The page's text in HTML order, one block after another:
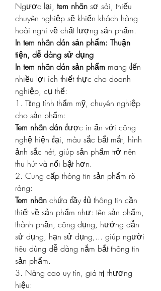
Ngược lại, tem nhãn sơ sài, thiếu
chuyên nghiệp sẽ khiến khách hàng
hoài nghi về chất lượng sản phẩm.
In tem nhãn dán sản phẩm: Thuận
tiện, dễ dàng sử dụng
In tem nhãn dán sản phẩm mang đến
nhiều lợi ích thiết thực cho doanh
nghiệp, cụ thể:
1. Tăng tính thẩm mỹ, chuyên nghiệp
cho sản phẩm:
Tem nhãn dán được in ấn với công
nghệ hiện đại, màu sắc bắt mắt, hình
ảnh sắc nét, giúp sản phẩm trở nên
thu hút và nổi bật hơn.
2. Cung cấp thông tin sản phẩm rõ
ràng:
Tem nhãn chứa đầy đủ thông tin cần
thiết về sản phẩm như: tên sản phẩm,
thành phần, công dụng, hướng dẫn
sử dụng, hạn sử dụng,... giúp người
tiêu dùng dễ dàng nắm bắt thông tin
sản phẩm.
3. Nâng cao uy tín, giá trị thương
hiệu: